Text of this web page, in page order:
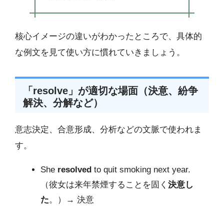
核心イメージの違いがわかったところで、具体的
な例文を見て使い方に慣れていきましょう。
「resolve」が適切な場面（決意、紛争
解決、分解など）
意志決定、合意形成、分析などの文脈で使われま
す。
She resolved to quit smoking next year.
（彼女は来年禁煙することを固く 決意し
た。）→ 決意